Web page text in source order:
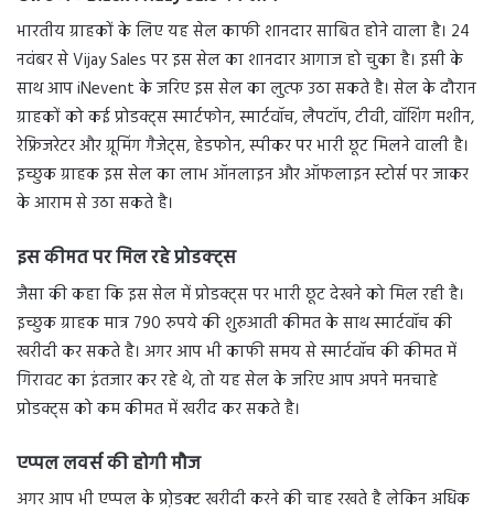
भारतीय ग्राहकों के लिए यह सेल काफी शानदार साबित होने वाला है। 24
नवंबर से Vijay Sales पर इस सेल का शानदार आगाज हो चुका है। इसी के
साथ आप iNevent के जरिए इस सेल का लुत्फ उठा सकते है। सेल के दौरान
ग्राहकों को कई प्रोडक्ट्स स्मार्टफोन, स्मार्टवॉच, लैपटॉप, टीवी, वॉशिंग मशीन,
रेफ्रिजरेटर और ग्रूमिंग गैजेट्स, हेडफोन, स्पीकर पर भारी छूट मिलने वाली है।
इच्छुक ग्राहक इस सेल का लाभ ऑनलाइन और ऑफलाइन स्टोर्स पर जाकर
के आराम से उठा सकते है।
इस कीमत पर मिल रहे प्रोडक्ट्स
जैसा की कहा कि इस सेल में प्रोडक्ट्स पर भारी छूट देखने को मिल रही है।
इच्छुक ग्राहक मात्र 790 रुपये की शुरुआती कीमत के साथ स्मार्टवॉच की
खरीदी कर सकते है। अगर आप भी काफी समय से स्मार्टवॉच की कीमत में
गिरावट का इंतजार कर रहे थे, तो यह सेल के जरिए आप अपने मनचाहे
प्रोडक्ट्स को कम कीमत में खरीद कर सकते है।
एप्पल लवर्स की होगी मौज
अगर आप भी एप्पल के प्रो़डक्ट खरीदी करने की चाह रखते है लेकिन अधिक